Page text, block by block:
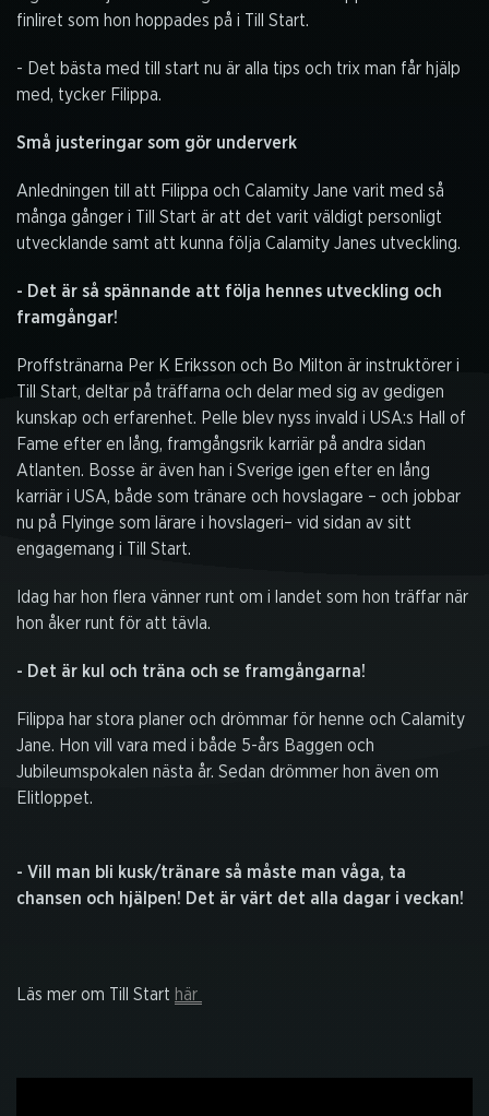
finliret som hon hoppades på i Till Start.
- Det bästa med till start nu är alla tips och trix man får hjälp
med, tycker Filippa.
Små justeringar som gör underverk
Anledningen till att Filippa och Calamity Jane varit med så
många gånger i Till Start är att det varit väldigt personligt
utvecklande samt att kunna följa Calamity Janes utveckling.
- Det är så spännande att följa hennes utveckling och
framgångar!
Proffstränarna Per K Eriksson och Bo Milton är instruktörer i
Till Start, deltar på träffarna och delar med sig av gedigen
kunskap och erfarenhet. Pelle blev nyss invald i USA:s Hall of
Fame efter en lång, framgångsrik karriär på andra sidan
Atlanten. Bosse är även han i Sverige igen efter en lång
karriär i USA, både som tränare och hovslagare – och jobbar
nu på Flyinge som lärare i hovslageri– vid sidan av sitt
engagemang i Till Start.
Idag har hon flera vänner runt om i landet som hon träffar när
hon åker runt för att tävla.
- Det är kul och träna och se framgångarna!
Filippa har stora planer och drömmar för henne och Calamity
Jane. Hon vill vara med i både 5-års Baggen och
Jubileumspokalen nästa år. Sedan drömmer hon även om
Elitloppet.
- Vill man bli kusk/tränare så måste man våga, ta
chansen och hjälpen! Det är värt det alla dagar i veckan!
Läs mer om Till Start här